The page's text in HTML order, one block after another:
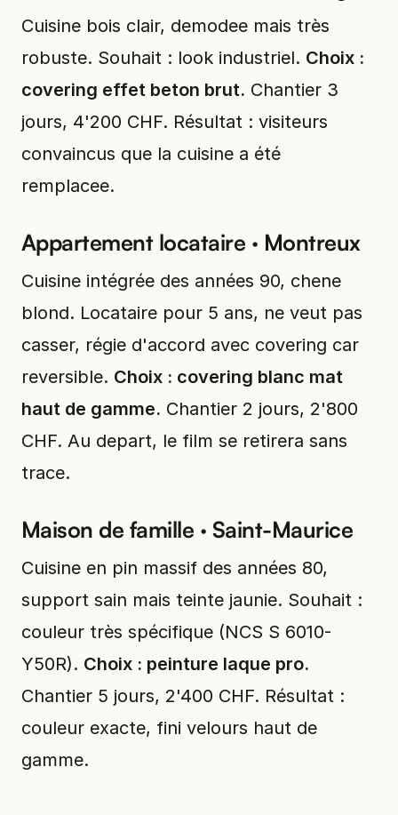
Cuisine bois clair, demodee mais très
robuste. Souhait : look industriel. Choix :
covering effet beton brut. Chantier 3
jours, 4'200 CHF. Résultat : visiteurs
convaincus que la cuisine a été
remplacee.
Appartement locataire · Montreux
Cuisine intégrée des années 90, chene
blond. Locataire pour 5 ans, ne veut pas
casser, régie d'accord avec covering car
reversible. Choix : covering blanc mat
haut de gamme. Chantier 2 jours, 2'800
CHF. Au depart, le film se retirera sans
trace.
Maison de famille · Saint-Maurice
Cuisine en pin massif des années 80,
support sain mais teinte jaunie. Souhait :
couleur très spécifique (NCS S 6010-
Y50R). Choix : peinture laque pro.
Chantier 5 jours, 2'400 CHF. Résultat :
couleur exacte, fini velours haut de
gamme.